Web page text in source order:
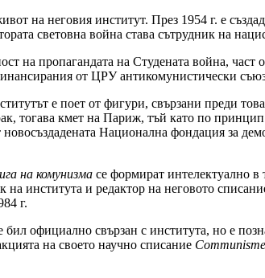
на неговия институт. През 1954 г. е
световна война става сътрудник на
на пропагандата на Студената война,
от ЦРУ антикомунистически
е поет от фигури, свързани преди
тогава кмет на Париж, тъй като по
Национална фондация за
на комунизма се формират интелектуално
на института и редактор на неговото
г.
официално свързан с института, но е
на своето научно списание Communisme